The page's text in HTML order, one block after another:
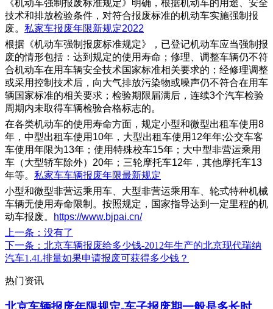
《机动车强制报废标准规定》明确，根据机动车的用途、安全
技术和排放检验条件，对符合报废标准的机动车实施强制报
废。 私家车报废年限新规定2022
根据《机动车强制报废标准规定》，已登记机动车应当强制报
废的情形包括：达到规定的使用寿命；修理、调整车辆仍不符
合机动车在用车辆安全技术国家标准相关要求的；经修理调整
或采用控制技术后，向大气排放污染物或噪声仍不符合在用车
辆国家标准的相关要求；检验期限届满后，连续3个汽车检验
周期内未取得车辆检验合格标志的。
在各类机动车的使用寿命方面，规定小型和微型出租车使用8
年，中型出租车使用10年，大型出租车使用12年年;公交车客
车使用年限为13年；使用特殊校车15年；大中型非营运乘用
车（大型轿车除外）20年；三轮摩托车12年，其他摩托车13
年等。 私家车车辆报废年限最新规定
小型和微型非营运乘用车、大型非营运乘用车、轮式特种机械
车辆无使用寿命限制。按照规定，国家指导达到一定里程的机
动车报废。
https://www.bjpai.cn/
上一条 ：没有了
下一条 ：北京车辆报废给多少钱-2012年生产的北京现代瑞纳
汽车1.4L排量如果申请报废可获得多少钱？
热门资讯